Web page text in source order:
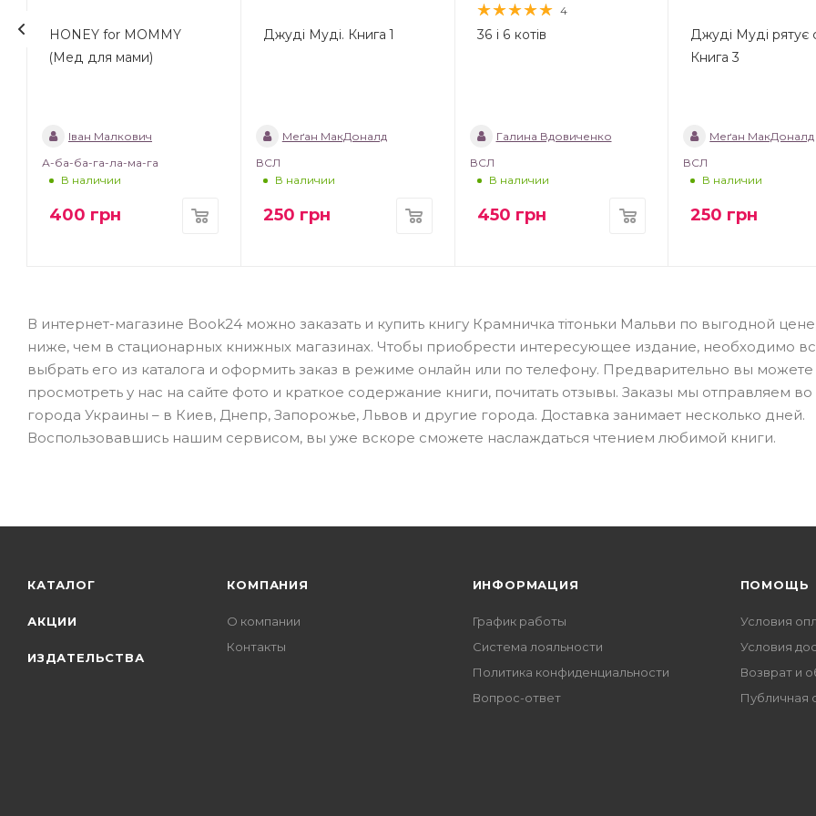
HONEY for MOMMY
(Мед для мами)
Іван Малкович
А-ба-ба-га-ла-ма-га
В наличии
400 грн
Джуді Муді. Книга 1
Меґан МакДоналд
ВСЛ
В наличии
250 грн
4
36 і 6 котів
Галина Вдовиченко
ВСЛ
В наличии
450 грн
Джуді Муді рятує
Книга 3
Меґан МакДоналд
ВСЛ
В наличии
250 грн
В интернет-магазине Book24 можно заказать и купить книгу Крамничка тітоньки Мальви по выгодной
ниже, чем в стационарных книжных магазинах. Чтобы приобрести интересующее издание, необходимо
выбрать его из каталога и оформить заказ в режиме онлайн или по телефону. Предварительно вы можете
просмотреть у нас на сайте фото и краткое содержание книги, почитать отзывы. Заказы мы отправляем во
города Украины – в Киев, Днепр, Запорожье, Львов и другие города. Доставка занимает несколько дней.
Воспользовавшись нашим сервисом, вы уже вскоре сможете наслаждаться чтением любимой книги.
КАТАЛОГ
АКЦИИ
ИЗДАТЕЛЬСТВА
КОМПАНИЯ
О компании
Контакты
ИНФОРМАЦИЯ
График работы
Система лояльности
Политика конфиденциальности
Вопрос-ответ
ПОМОЩЬ
Условия
Условия
Возврат и
Публичная